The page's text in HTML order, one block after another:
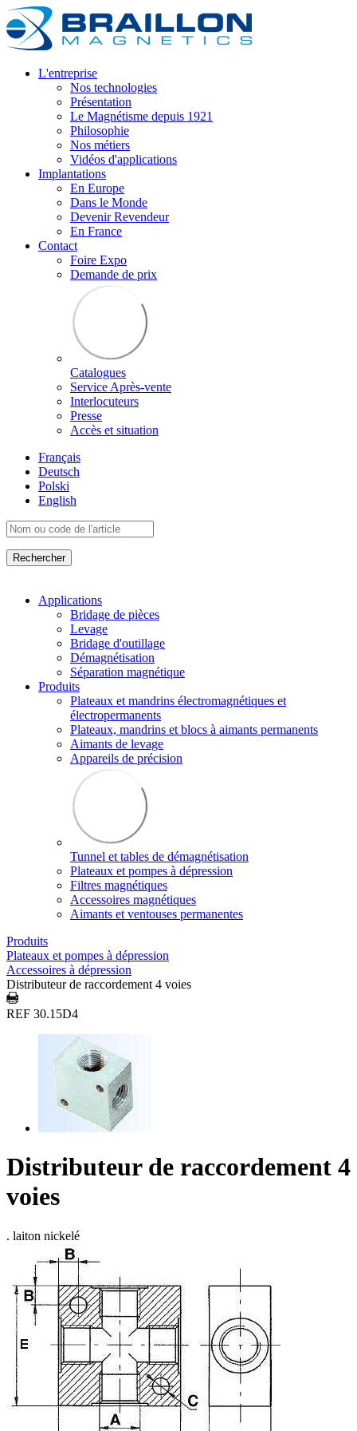
L'entreprise
Nos technologies
Présentation
Le Magnétisme depuis 1921
Philosophie
Nos métiers
Vidéos d'applications
Implantations
En Europe
Dans le Monde
Devenir Revendeur
En France
Contact
Foire Expo
Demande de prix
Catalogues
Service Après-vente
Interlocuteurs
Presse
Accès et situation
Français
Deutsch
Polski
English
Applications
Bridage de pièces
Levage
Bridage d'outillage
Démagnétisation
Séparation magnétique
Produits
Plateaux et mandrins électromagnétiques et
électropermanents
Plateaux, mandrins et blocs à aimants permanents
Aimants de levage
Appareils de précision
Tunnel et tables de démagnétisation
Plateaux et pompes à dépression
Filtres magnétiques
Accessoires magnétiques
Aimants et ventouses permanentes
Produits
Plateaux et pompes à dépression
Accessoires à dépression
Distributeur de raccordement 4 voies
REF 30.15D4
Distributeur de raccordement 4
voies
. laiton nickelé